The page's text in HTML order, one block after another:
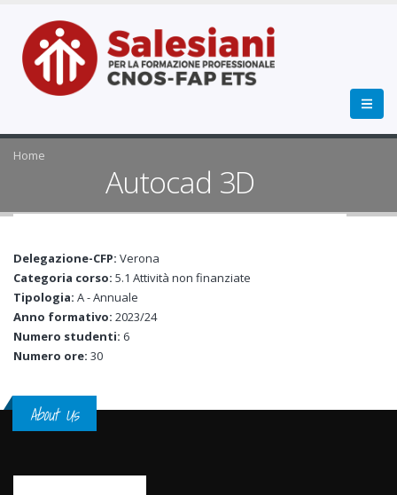
Home
Autocad 3D
Delegazione-CFP: Verona
Categoria corso: 5.1 Attività non finanziate
Tipologia: A - Annuale
Anno formativo: 2023/24
Numero studenti: 6
Numero ore: 30
About Us